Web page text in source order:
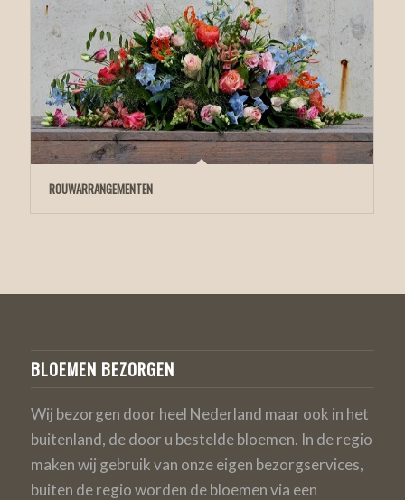
ROUWARRANGEMENTEN
BLOEMEN BEZORGEN
Wij bezorgen door heel Nederland maar ook in het
buitenland, de door u bestelde bloemen. In de regio
maken wij gebruik van onze eigen bezorgservices,
buiten de regio worden de bloemen via een